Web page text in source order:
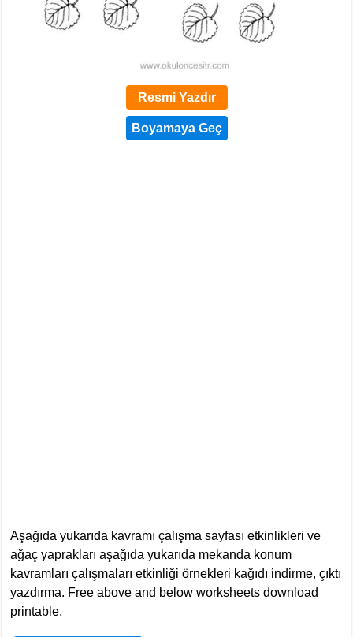
Resmi Yazdır
Aşağıda yukarıda kavramı çalışma sayfası etkinlikleri ve
ağaç yaprakları aşağıda yukarıda mekanda konum
kavramları çalışmaları etkinliği örnekleri kağıdı indirme, çıktı
yazdırma. Free above and below worksheets download
printable.